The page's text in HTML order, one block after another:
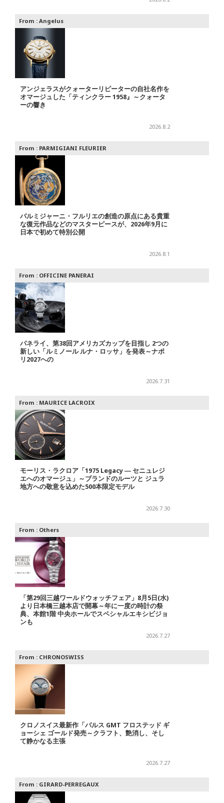
From : Angelus
アンジェラスがクォーターリピーターの自社名作を
オマージュした「ティンクラー 1958』～クォータ
ーの響き
2026.8.2
From : PARMIGIANI FLEURIER
パルミジャーニ・フルリエの創造の原点にある貴重
な復元作品などのマスターピースが、2026年9月に
日本で初めて特別公開
2026.8.1
From : OFFICINE PANERAI
パネライ、第38回アメリカズカップを目指し 2つの
新しい「ルミノール ルナ・ロッサ」を発表～ナポ
リ2027への
2026.7.31
From : MAURICE LACROIX
モーリス・ラクロア「1975 Legacy ― セニュレジ
エへのオマージュ」～ブランドのルーツと ジュラ
地方への敬意を込めた500本限定モデル
2026.7.30
From : Others
「第29回三越ワールドウォッチフェア」8月5日(水)
より日本橋三越本店で開幕～年に一度の時計の祭
典、本館1階 中央ホールでスペシャルエキシビジョ
ンも
2026.7.27
From : CHRONOSWISS
クロノスイス最新作「パルス GMT フロステッド ギ
ョーシェ ゴールド発売～クラフト、艶消し、そし
て静かなる主張
2026.7.27
From : GIRARD-PERREGAUX